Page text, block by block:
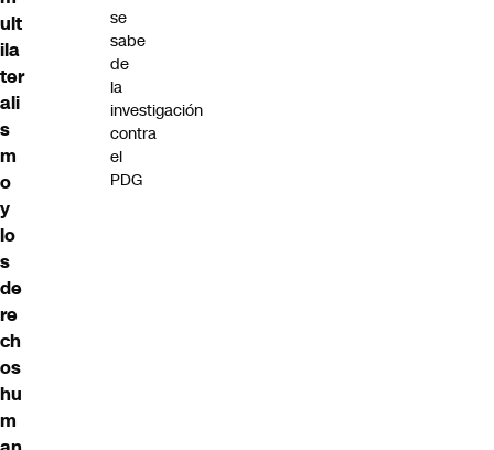
ult
ila
ter
ali
s
m
o
y
lo
s
de
re
ch
os
hu
m
se
sabe
de
la
investigación
contra
el
PDG